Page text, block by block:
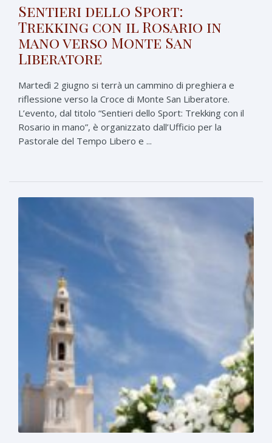
Sentieri dello Sport:
Trekking con il Rosario in
mano verso Monte San
Liberatore
Martedì 2 giugno si terrà un cammino di preghiera e
riflessione verso la Croce di Monte San Liberatore.
L’evento, dal titolo “Sentieri dello Sport: Trekking con il
Rosario in mano”, è organizzato dall’Ufficio per la
Pastorale del Tempo Libero e ...